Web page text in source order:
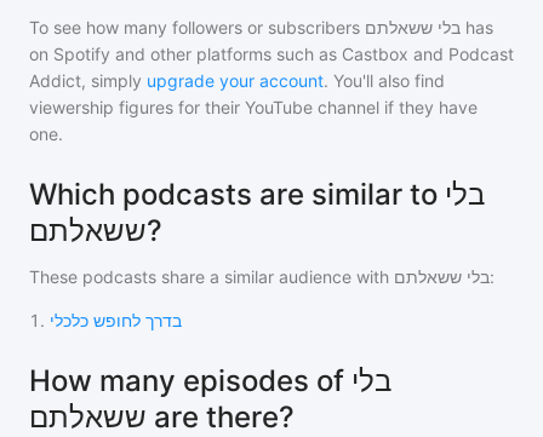
To see how many followers or subscribers בלי ששאלתם has
on Spotify and other platforms such as Castbox and Podcast
Addict, simply upgrade your account. You'll also find
viewership figures for their YouTube channel if they have
one.
Which podcasts are similar to בלי
ששאלתם?
These podcasts share a similar audience with בלי ששאלתם:
1 . בדרך לחופש כלכלי
How many episodes of בלי
ששאלתם are there?